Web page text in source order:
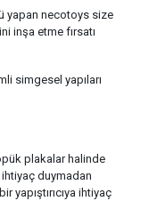
yapan necotoys size
inşa etme fırsatı
simgesel yapıları
plakalar halinde
ihtiyaç duymadan
yapıştırıcıya ihtiyaç